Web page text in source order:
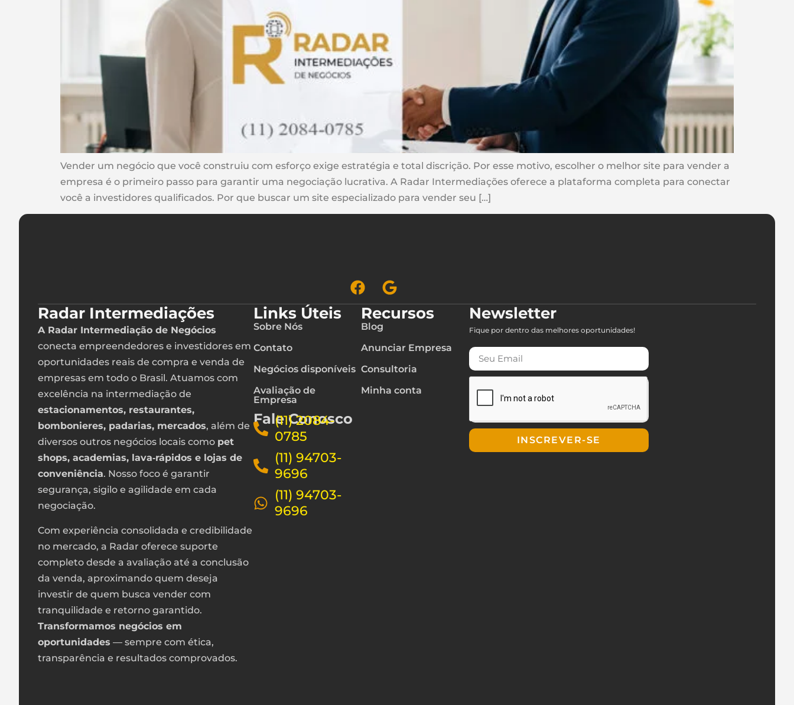
Vender um negócio que você construiu com esforço exige estratégia e total discrição. Por esse motivo, escolher o melhor site para vender a
empresa é o primeiro passo para garantir uma negociação lucrativa. A Radar Intermediações oferece a plataforma completa para conectar
você a investidores qualificados. Por que buscar um site especializado para vender seu […]
Radar Intermediações
A Radar Intermediação de Negócios
conecta empreendedores e investidores em
oportunidades reais de compra e venda de
empresas em todo o Brasil. Atuamos com
excelência na intermediação de
estacionamentos, restaurantes,
bombonieres, padarias, mercados, além de
diversos outros negócios locais como pet
shops, academias, lava‑rápidos e lojas de
conveniência. Nosso foco é garantir
segurança, sigilo e agilidade em cada
negociação.
Com experiência consolidada e credibilidade
no mercado, a Radar oferece suporte
completo desde a avaliação até a conclusão
da venda, aproximando quem deseja
investir de quem busca vender com
tranquilidade e retorno garantido.
Transformamos negócios em
oportunidades — sempre com ética,
transparência e resultados comprovados.
Links Úteis
Sobre Nós
Contato
Negócios disponíveis
Avaliação de
Empresa
Fale Conosco
(11) 2084-
0785
(11) 94703-
9696
(11) 94703-
9696
Recursos
Blog
Anunciar Empresa
Consultoria
Minha conta
Newsletter
Fique por dentro das melhores oportunidades!
INSCREVER-SE